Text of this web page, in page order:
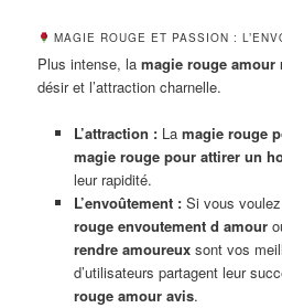
MAGIE ROUGE ET PASSION :
Plus intense, lamagie rouge amour
désir et l’attraction charnelle.
L’attraction :La magie rouge
magie rouge pour attirer un
leur rapidité.
L’envoûtement :Si vous
rouge envoutement d amour
rendre amoureuxsont vos
d’utilisateurs partagent leur
rouge amour avis.